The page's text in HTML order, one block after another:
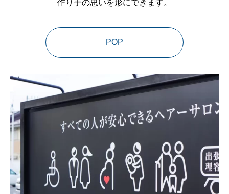
作り手の思いを形にできます。
POP